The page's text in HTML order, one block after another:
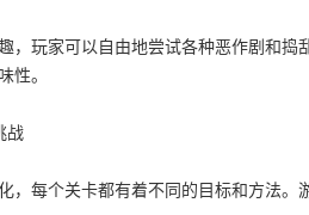
，玩家可以自由地尝试各种恶作剧和
性。
战
，每个关卡都有着不同的目标和方法